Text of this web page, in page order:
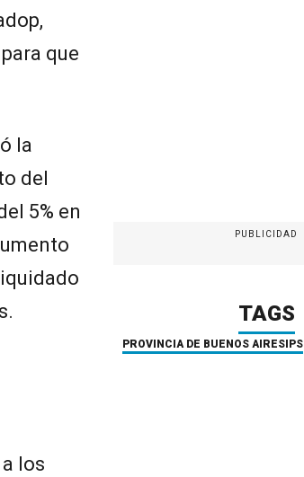
que
la
del
5% en
los
PUBLICIDAD
TAGS
PROVINCIA DE BUENOS AIRESIPS